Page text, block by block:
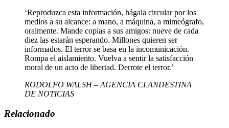
‘Reproduzca esta información, hágala circular por los
medios a su alcance: a mano, a máquina, a mimeógrafo,
oralmente. Mande copias a sus amigos: nueve de cada
diez las estarán esperando. Millones quieren ser
informados. El terror se basa en la incomunicación.
Rompa el aislamiento. Vuelva a sentir la satisfacción
moral de un acto de libertad. Derrote el terror.’
RODOLFO WALSH – AGENCIA CLANDESTINA
DE NOTICIAS
Relacionado